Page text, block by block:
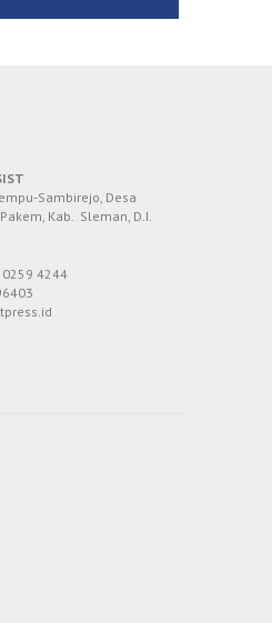
Sambirejo, Desa
Kab. Sleman, D.I.
0259 4244